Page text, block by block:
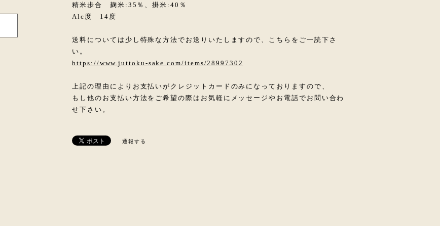
精米歩合 麹米:35％、掛米:40％
Alc度 14度
送料については少し特殊な方法でお送りいたしますので、こちらをご一読下さ
い。
https://www.juttoku-sake.com/items/28997302
上記の理由によりお支払いがクレジットカードのみになっておりますので、
もし他のお支払い方法をご希望の際はお気軽にメッセージやお電話でお問い合わ
せ下さい。
通報する